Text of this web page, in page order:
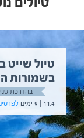
טיול שייט
בשמורות
בהדרכת
11.4 | 9 ימים